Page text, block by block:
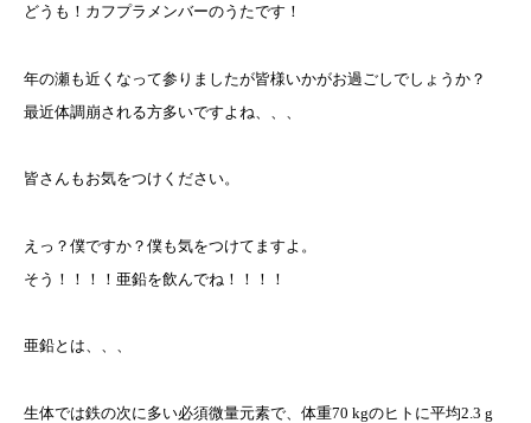
どうも！カフプラメンバーのうたです！
年の瀬も近くなって参りましたが皆様いかがお過ごしでしょうか？
最近体調崩される方多いですよね、、、
皆さんもお気をつけください。
えっ？僕ですか？僕も気をつけてますよ。
そう！！！！亜鉛を飲んでね！！！！
亜鉛とは、、、
生体では鉄の次に多い必須微量元素で、体重70 kgのヒトに平均2.3 g